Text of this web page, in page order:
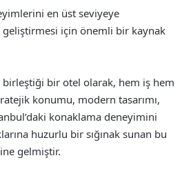
en üst seviyeye
geliştirmesi için önemli bir kaynak
bir otel olarak, hem iş hem
konumu, modern tasarımı,
konaklama deneyimini
huzurlu bir sığınak sunan bu
gelmiştir.